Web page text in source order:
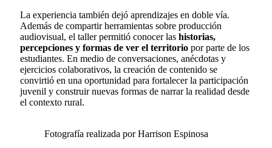
La experiencia también dejó aprendizajes en doble vía.
Además de compartir herramientas sobre producción
audiovisual, el taller permitió conocer las historias,
percepciones y formas de ver el territorio por parte de los
estudiantes. En medio de conversaciones, anécdotas y
ejercicios colaborativos, la creación de contenido se
convirtió en una oportunidad para fortalecer la participación
juvenil y construir nuevas formas de narrar la realidad desde
el contexto rural.
Fotografía realizada por Harrison Espinosa